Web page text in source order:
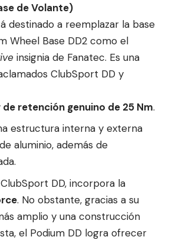
de Volante)
destinado a reemplazar la base
Wheel Base DD2 como el
insignia de Fanatec. Es una
ClubSport DD y
de retención genuino de 25 Nm.
estructura interna y externa
aluminio, además de
DD, incorpora la
. No obstante, gracias a su
amplio y una construcción
el Podium DD logra ofrecer